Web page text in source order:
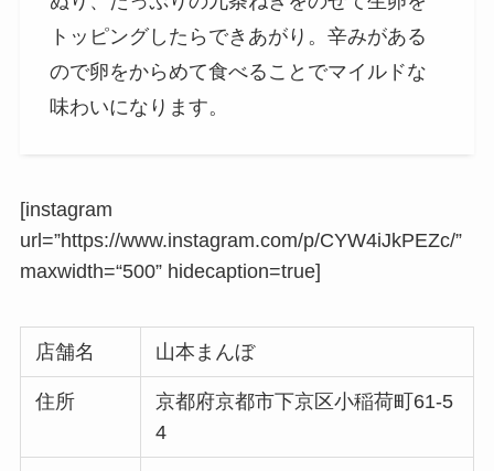
トッピングしたらできあがり。辛みがある
ので卵をからめて食べることでマイルドな
味わいになります。
[instagram
url=”https://www.instagram.com/p/CYW4iJkPEZc/”
maxwidth=“500” hidecaption=true]
店舗名 山本まんぼ
住所
京都府京都市下京区小稲荷町61-5
4